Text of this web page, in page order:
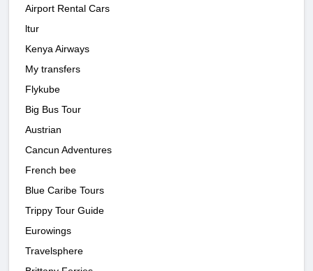
Airport Rental Cars
ltur
Kenya Airways
My transfers
Flykube
Big Bus Tour
Austrian
Cancun Adventures
French bee
Blue Caribe Tours
Trippy Tour Guide
Eurowings
Travelsphere